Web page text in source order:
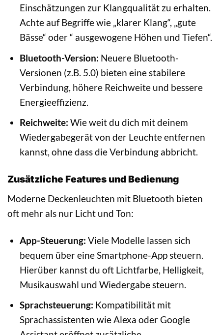
Einschätzungen zur Klangqualität zu erhalten.
Achte auf Begriffe wie „klarer Klang“, „gute
Bässe“ oder “ ausgewogene Höhen und Tiefen“.
Bluetooth-Version: Neuere Bluetooth-
Versionen (z.B. 5.0) bieten eine stabilere
Verbindung, höhere Reichweite und bessere
Energieeffizienz.
Reichweite: Wie weit du dich mit deinem
Wiedergabegerät von der Leuchte entfernen
kannst, ohne dass die Verbindung abbricht.
Zusätzliche Features und Bedienung
Moderne Deckenleuchten mit Bluetooth bieten
oft mehr als nur Licht und Ton:
App-Steuerung: Viele Modelle lassen sich
bequem über eine Smartphone-App steuern.
Hierüber kannst du oft Lichtfarbe, Helligkeit,
Musikauswahl und Wiedergabe steuern.
Sprachsteuerung: Kompatibilität mit
Sprachassistenten wie Alexa oder Google